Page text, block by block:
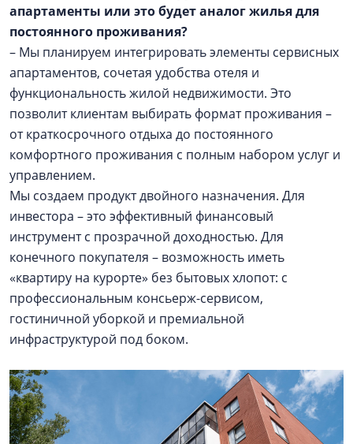
апартаменты или это будет аналог жилья для
постоянного проживания?
– Мы планируем интегрировать элементы сервисных
апартаментов, сочетая удобства отеля и
функциональность жилой недвижимости. Это
позволит клиентам выбирать формат проживания –
от краткосрочного отдыха до постоянного
комфортного проживания с полным набором услуг и
управлением.
Мы создаем продукт двойного назначения. Для
инвестора – это эффективный финансовый
инструмент с прозрачной доходностью. Для
конечного покупателя – возможность иметь
«квартиру на курорте» без бытовых хлопот: с
профессиональным консьерж-сервисом,
гостиничной уборкой и премиальной
инфраструктурой под боком.